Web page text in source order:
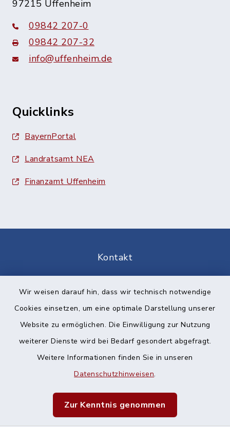
Wir weisen darauf hin, dass wir technisch notwendige
Cookies einsetzen, um eine optimale Darstellung unserer
Website zu ermöglichen. Die Einwilligung zur Nutzung
weiterer Dienste wird bei Bedarf gesondert abgefragt.
Weitere Informationen finden Sie in unseren
Datenschutzhinweisen.
Zur Kenntnis genommen
97215 Uffenheim
09842 207-0
09842 207-32
info@uffenheim.de
Quicklinks
BayernPortal
Landratsamt NEA
Finanzamt Uffenheim
Kontakt
Datenschutz
Impressum
Sitemap
Cookie-Einstellungen